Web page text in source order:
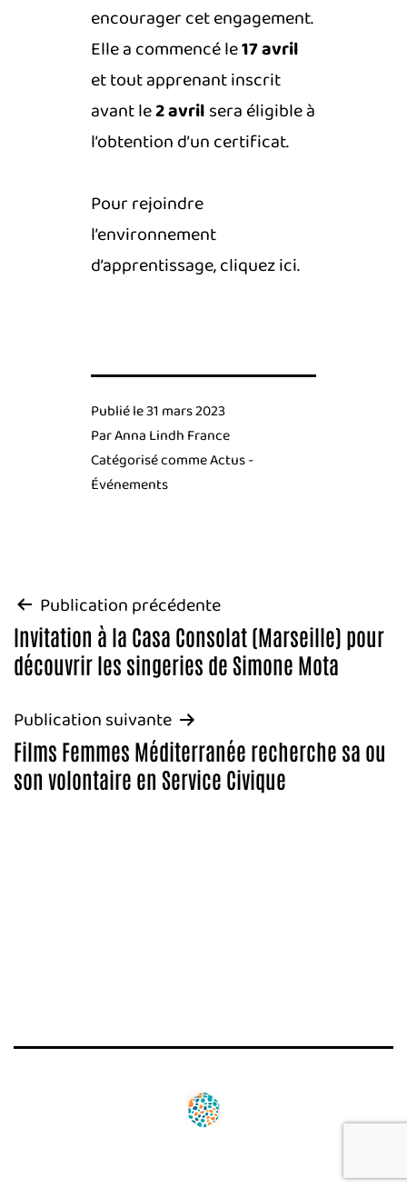
encourager cet engagement.
Elle a commencé le17 avril
et tout apprenant inscrit
avant le2 avrilsera éligible à
l’obtention d’un certificat.
Pour rejoindre
l’environnement
d’apprentissage, cliquezici.
Publié le31 mars 2023
ParAnna Lindh France
Catégorisé commeActus -
Événements
Navigation
de
Publication précédente
Invitation à la Casa Consolat (Marseille) pour
découvrir les singeries de Simone Mota
Publication suivante
Films Femmes Méditerranée recherche sa ou
son volontaire en Service Civique